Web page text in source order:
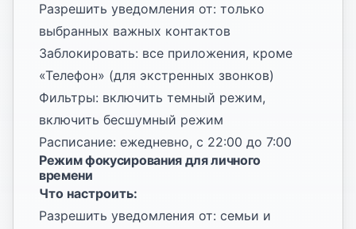
Разрешить уведомления от: только
выбранных важных контактов
Заблокировать: все приложения, кроме
«Телефон» (для экстренных звонков)
Фильтры: включить темный режим,
включить бесшумный режим
Расписание: ежедневно, с 22:00 до 7:00
Режим фокусирования для личного
времени
Что настроить:
Разрешить уведомления от: семьи и